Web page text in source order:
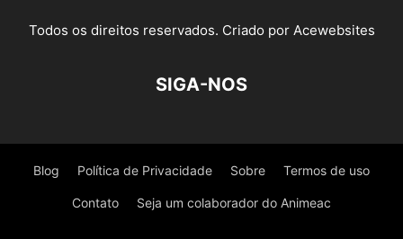
Todos os direitos reservados. Criado por Acewebsites
SIGA-NOS
Blog Política de Privacidade Sobre Termos de uso
Contato Seja um colaborador do Animeac